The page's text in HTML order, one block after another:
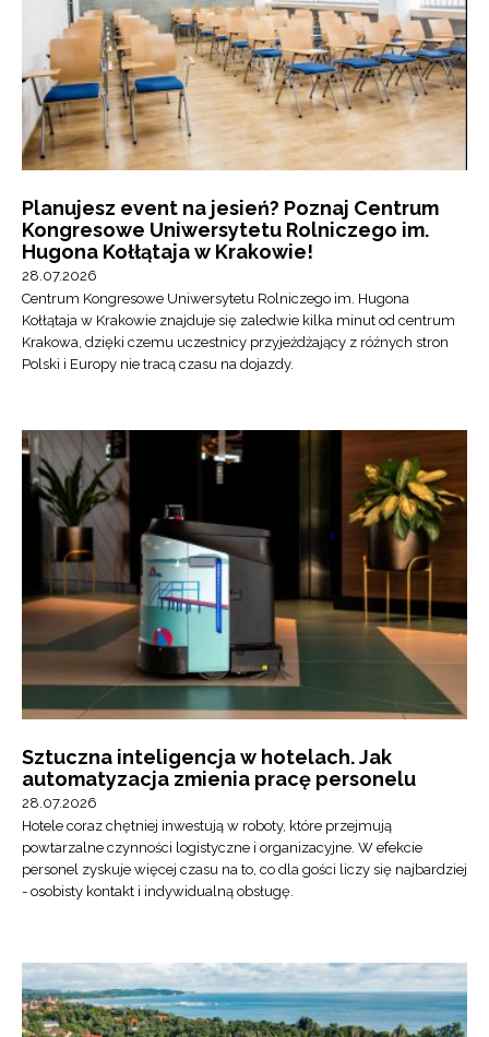
Planujesz event na jesień? Poznaj Centrum
Kongresowe Uniwersytetu Rolniczego im.
Hugona Kołłątaja w Krakowie!
28.07.2026
Centrum Kongresowe Uniwersytetu Rolniczego im. Hugona
Kołłątaja w Krakowie znajduje się zaledwie kilka minut od centrum
Krakowa, dzięki czemu uczestnicy przyjeżdżający z różnych stron
Polski i Europy nie tracą czasu na dojazdy.
Sztuczna inteligencja w hotelach. Jak
automatyzacja zmienia pracę personelu
28.07.2026
Hotele coraz chętniej inwestują w roboty, które przejmują
powtarzalne czynności logistyczne i organizacyjne. W efekcie
personel zyskuje więcej czasu na to, co dla gości liczy się najbardziej
- osobisty kontakt i indywidualną obsługę.